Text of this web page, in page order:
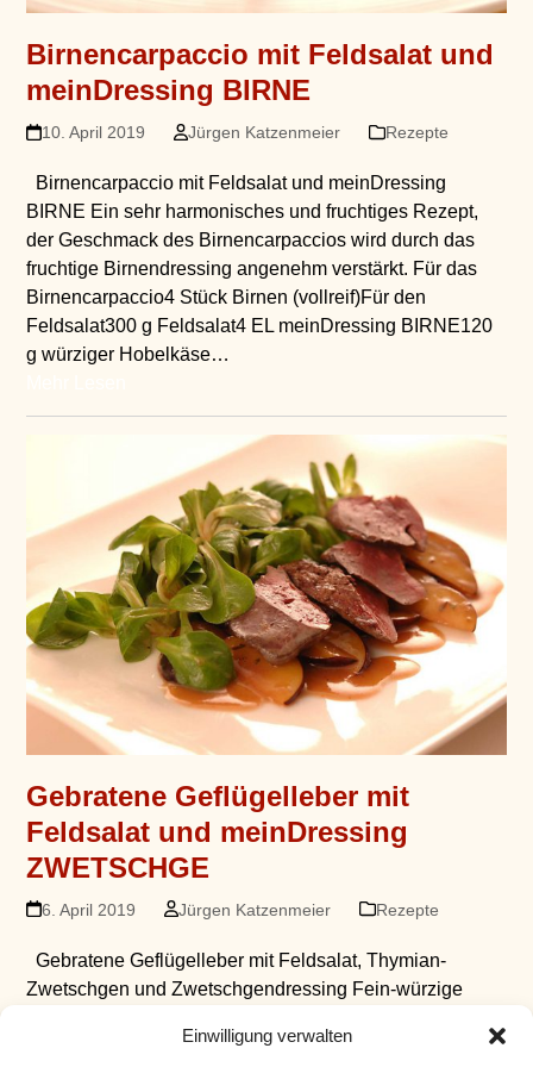
Einwilligung verwalten
Birnencarpaccio mit Feldsalat und
meinDressing BIRNE
10. April 2019 Jürgen Katzenmeier Rezepte
Birnencarpaccio mit Feldsalat und meinDressing
BIRNE Ein sehr harmonisches und fruchtiges Rezept,
der Geschmack des Birnencarpaccios wird durch das
fruchtige Birnendressing angenehm verstärkt. Für das
Birnencarpaccio4 Stück Birnen (vollreif)Für den
Feldsalat300 g Feldsalat4 EL meinDressing BIRNE120
g würziger Hobelkäse…
Gebratene Geflügelleber mit
Feldsalat und meinDressing
ZWETSCHGE
6. April 2019 Jürgen Katzenmeier Rezepte
Gebratene Geflügelleber mit Feldsalat, Thymian-
Zwetschgen und Zwetschgendressing Fein-würzige
fruchtig-säuerlichem meinDressing ZWETSCHGE Für